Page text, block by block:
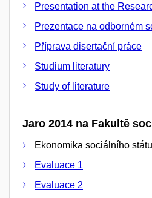
Presentation at the
Prezentace na odborném
Příprava disertační práce
Studium literatury
Study of literature
Jaro 2014 na Fakultě
Ekonomika sociálního
Evaluace 1
Evaluace 2